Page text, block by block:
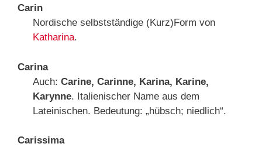
Carin
Nordische selbstständige (Kurz)Form von
Katharina.
Carina
Auch: Carine, Carinne, Karina, Karine,
Karynne. Italienischer Name aus dem
Lateinischen. Bedeutung: „hübsch; niedlich“.
Carissima